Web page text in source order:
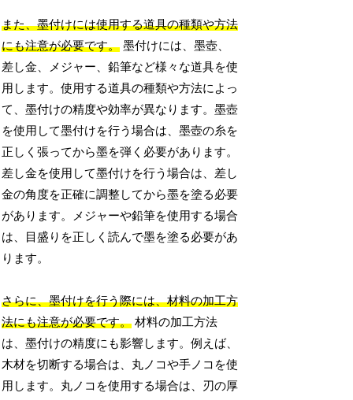
また、墨付けには使用する道具の種類や方法
にも注意が必要です。 墨付けには、墨壺、
差し金、メジャー、鉛筆など様々な道具を使
用します。使用する道具の種類や方法によっ
て、墨付けの精度や効率が異なります。墨壺
を使用して墨付けを行う場合は、墨壺の糸を
正しく張ってから墨を弾く必要があります。
差し金を使用して墨付けを行う場合は、差し
金の角度を正確に調整してから墨を塗る必要
があります。メジャーや鉛筆を使用する場合
は、目盛りを正しく読んで墨を塗る必要があ
ります。
さらに、墨付けを行う際には、材料の加工方
法にも注意が必要です。 材料の加工方法
は、墨付けの精度にも影響します。例えば、
木材を切断する場合は、丸ノコや手ノコを使
用します。丸ノコを使用する場合は、刃の厚